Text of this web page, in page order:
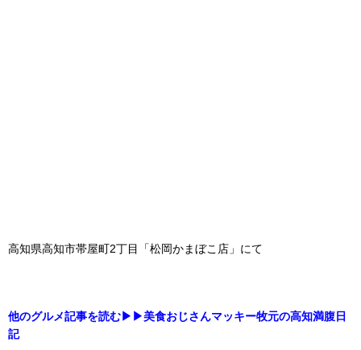
高知県高知市帯屋町2丁目「松岡かまぼこ店」にて
他のグルメ記事を読む▶▶美食おじさんマッキー牧元の高知満腹日
記